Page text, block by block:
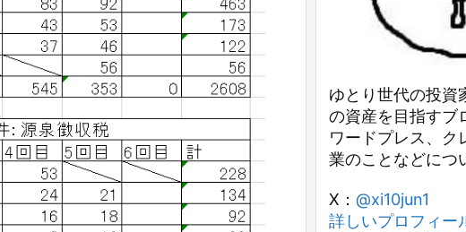
ゆとり世代の投資
の資産を目指すブ
ワードプレス、ク
業のことなどにつ
X： @xi10jun1
詳しいプロフィー